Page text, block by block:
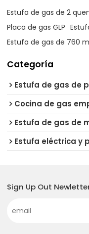
Estufa de gas de 2
Placa de gas GLP
Estufa de gas de 760
Categoría
Estufa de gas de
Cocina de gas
Estufa de gas de
Estufa eléctrica y
Sign Up Out